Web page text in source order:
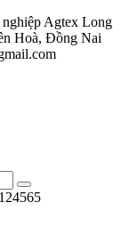
Agtex
Hoà, Đồng Nai